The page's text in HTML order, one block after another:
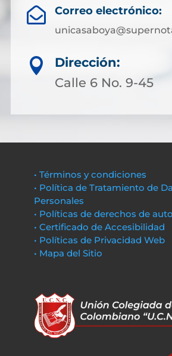
 Correo electrónico:

Dirección:
Calle 6 No. 9-45
• Términos y condiciones
• Política de Tratamiento de
Personales
• Políticas de derechos de
• Certificado de Accesibilidad
• Políticas de Privacidad Web
• Mapa del Sitio